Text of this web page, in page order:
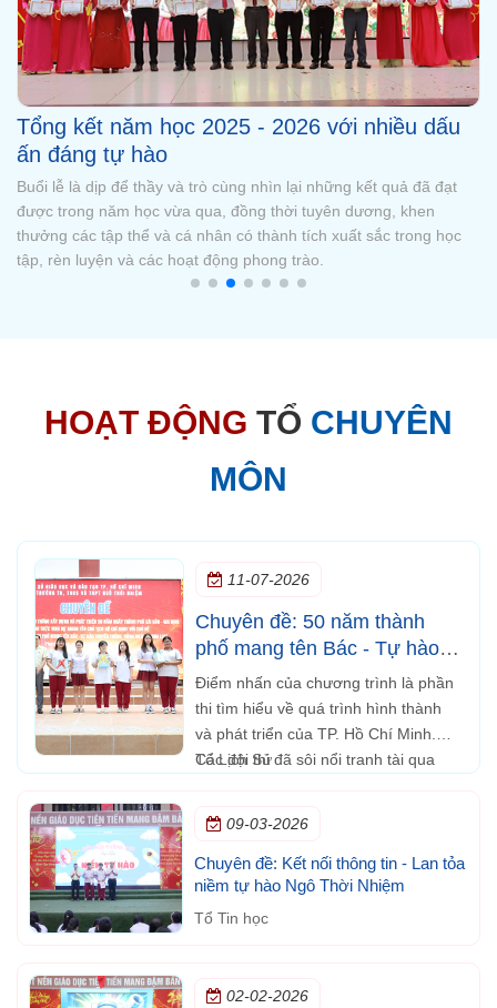
Chúc mừng Quán quân Đường lên đỉnh
Olympia cấp trường mùa 3
Sáng ngày 23/5, Trường TH, THCS và THPT Ngô Thời Nhiệm đã
tổ chức vòng chung kết Đường lên đỉnh Olympia cấp trường mùa
3. Sau những vòng tranh tài hấp dẫn, em Trương Cao Nhật Long
- học sinh lớp 11A9 đã xuất sắc trở thành Quán quân Đường lên
HOẠT ĐỘNG TỔ CHUYÊN
MÔN
11-07-2026
Chuyên đề: 50 năm thành
phố mang tên Bác - Tự hào
truyền thống, vững bước
tương lai
Điểm nhấn của chương trình là phần
thi tìm hiểu về quá trình hình thành
và phát triển của TP. Hồ Chí Minh.
Các đội thi đã sôi nổi tranh tài qua
thành phố.
Tổ Lịch Sử
09-03-2026
Chuyên đề: Kết nối thông tin - Lan tỏa
niềm tự hào Ngô Thời Nhiệm
Tổ Tin học
02-02-2026